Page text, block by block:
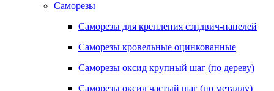
Саморезы
Саморезы для крепления сэндвич-панелей
Саморезы кровельные оцинкованные
Саморезы оксид крупный шаг (по дереву)
Саморезы оксид частый шаг (по металлу)